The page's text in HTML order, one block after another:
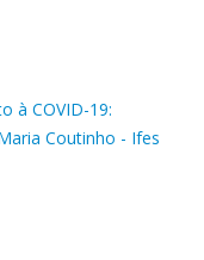
à COVID-19:
Coutinho - Ifes